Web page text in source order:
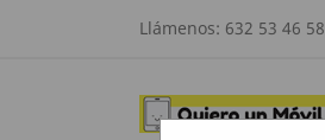
Llámenos: 632 53 46 58